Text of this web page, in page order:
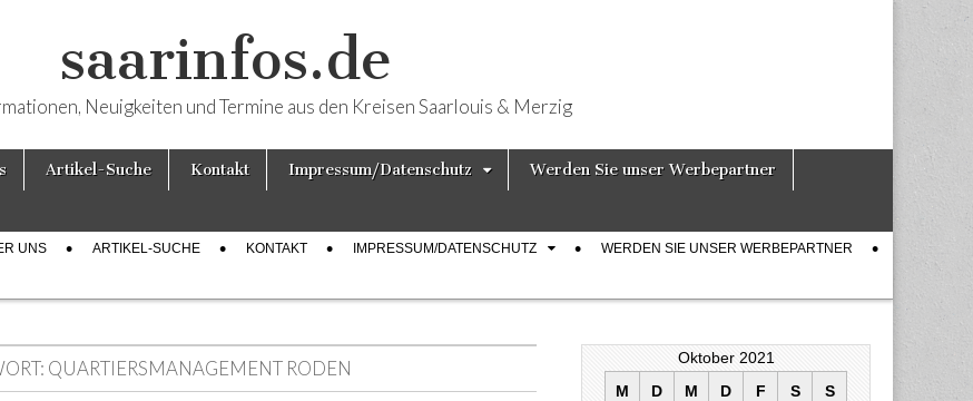
saarinfos.de
Neuigkeiten und Termine aus den Kreisen Saarlouis & Merzig
Artikel-Suche Kontakt Impressum/Datenschutz Werden Sie unser Werbepartner
UNS ARTIKEL-SUCHE KONTAKT IMPRESSUM/DATENSCHUTZ WERDEN SIE UNSER WERBEPARTNER
QUARTIERSMANAGEMENT RODEN
Oktober 2021
M
D M D F S S